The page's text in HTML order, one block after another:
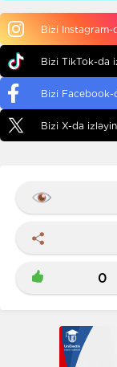
Bizi Instagram-
Bizi TikTok-da
Bizi Facebook-
Bizi X-da izləyin
0